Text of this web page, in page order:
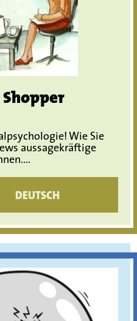
Shopper
Wie Sie
aussagekräftige
DEUTSCH